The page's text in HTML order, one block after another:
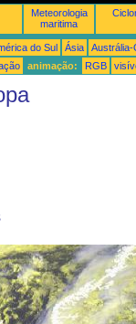
Meteorologia
maritima
do Sul Ásia Austrália-
animação: RGB